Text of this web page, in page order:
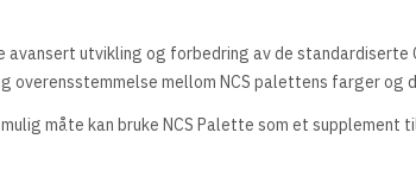
utvikling og forbedring av de standardiserte
mellom NCS palettens farger og
måte kan bruke NCS Palette som et